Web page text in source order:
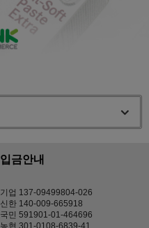
입금안내
기업 137-09499804-026
신한 140-009-665918
국민 591901-01-464696
농협 301-0108-6839-41